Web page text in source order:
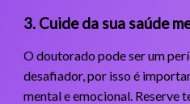
3. Cuide da sua saúde
O doutorado pode ser um
desafiador, por isso é
mental e emocional. Reserve